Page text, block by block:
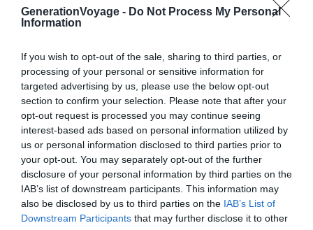
GenerationVoyage - Do Not Process My Personal
Information
If you wish to opt-out of the sale, sharing to third parties, or
processing of your personal or sensitive information for
targeted advertising by us, please use the below opt-out
section to confirm your selection. Please note that after your
opt-out request is processed you may continue seeing
interest-based ads based on personal information utilized by
us or personal information disclosed to third parties prior to
your opt-out. You may separately opt-out of the further
disclosure of your personal information by third parties on the
IAB’s list of downstream participants. This information may
also be disclosed by us to third parties on the IAB’s List of
Downstream Participants that may further disclose it to other
Crédit photo :Wikimedia – PIERRE ANDRE LECLERCQ
Aureilhanne se trouve qu’à 3 kilomètres du centre-ville
de Mimizan. C’est l’endroit idéal si vous partez en famille
ou si vous voulez être à proximité de la ville tout en étant
au calme et plus proche de la nature.
Des campings se trouvent autour de l’ étang d’Aureilhan
et vous aurez la possibilité de profiter des nombreuses
activités proposées sur le site, telles que du golf,
accrobranche, paddle, kayak, paintball… De quoi ravir tout
le monde !